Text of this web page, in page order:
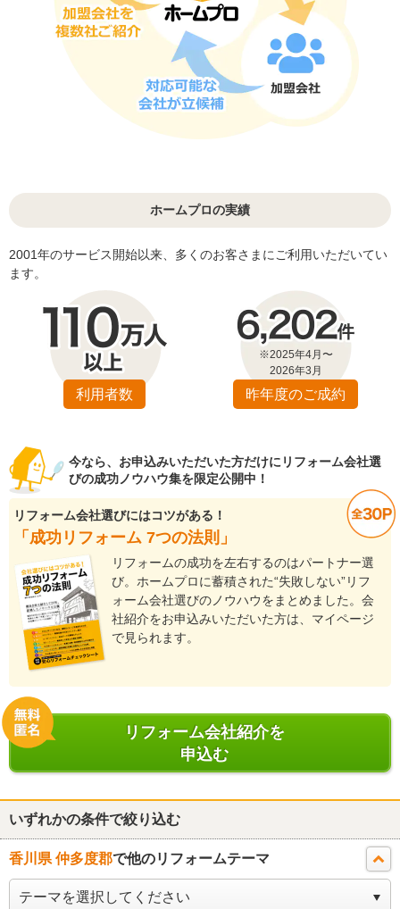
ホームプロの実績
2001年のサービス開始以来、多くのお客さまにご利用いただいてい
ます。
利用者数
※2025年4月〜
2026年3月
昨年度のご成約
今なら、お申込みいただいた方だけにリフォーム会社選
びの成功ノウハウ集を限定公開中！
リフォーム会社選びにはコツがある！
「成功リフォーム 7つの法則」
リフォームの成功を左右するのはパートナー選
び。ホームプロに蓄積された“失敗しない”リフ
ォーム会社選びのノウハウをまとめました。会
社紹介をお申込みいただいた方は、マイページ
で見られます。
リフォーム会社紹介を
申込む
いずれかの条件で絞り込む
香川県 仲多度郡で他のリフォームテーマ